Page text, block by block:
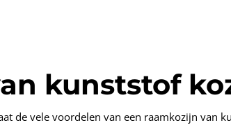
kunststof
de vele voordelen van een raamkozijn van